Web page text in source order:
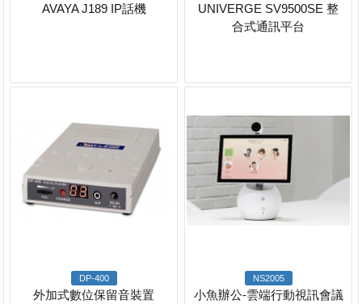
AVAYA J189 IP話機
UNIVERGE SV9500SE 整
合式通訊平台
DP-400
外加式數位保留音裝置
NS2005
小魚辦公-雲端行動視訊會議